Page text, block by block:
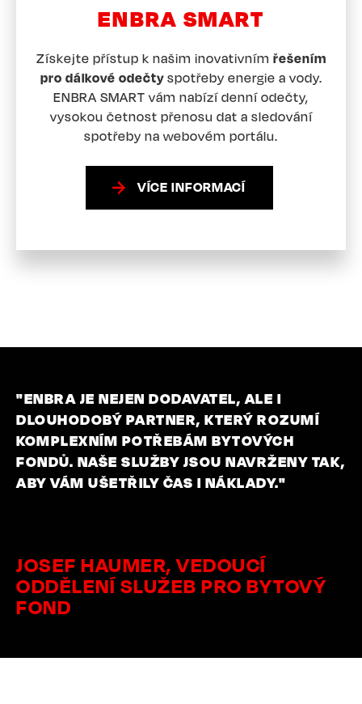
ENBRA SMART
Získejte přístup k našim inovativním řešením
pro dálkové odečtyspotřeby energie a vody.
ENBRA SMART vám nabízí denní odečty,
vysokou četnost přenosu dat a sledování
spotřeby na webovém portálu.
VÍCE INFORMACÍ
"ENBRA JE NEJEN DODAVATEL, ALE I
DLOUHODOBÝ PARTNER, KTERÝ ROZUMÍ
KOMPLEXNÍM POTŘEBÁM BYTOVÝCH
FONDŮ. NAŠE SLUŽBY JSOU NAVRŽENY TAK,
ABY VÁM UŠETŘILY ČAS I NÁKLADY."
JOSEF HAUMER, VEDOUCÍ
ODDĚLENÍ SLUŽEB PRO BYTOVÝ
FOND